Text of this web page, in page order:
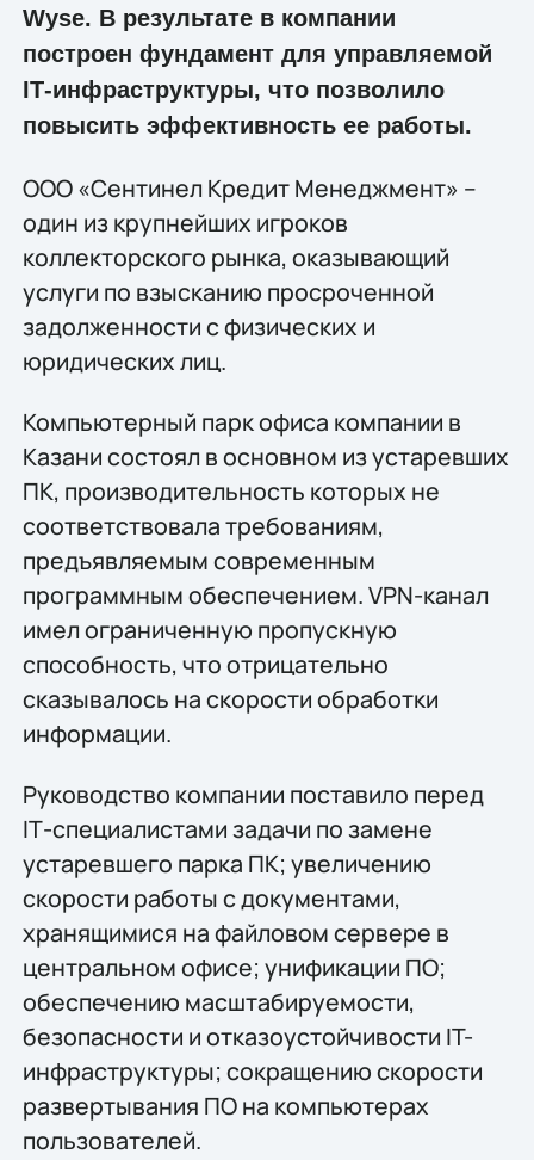
Wyse. В результате в компании
построен фундамент для управляемой
IТ-инфраструктуры, что позволило
повысить эффективность ее работы.
ООО «Сентинел Кредит Менеджмент» –
один из крупнейших игроков
коллекторского рынка, оказывающий
услуги по взысканию просроченной
задолженности с физических и
юридических лиц.
Компьютерный парк офиса компании в
Казани состоял в основном из устаревших
ПК, производительность которых не
соответствовала требованиям,
предъявляемым современным
программным обеспечением. VPN-канал
имел ограниченную пропускную
способность, что отрицательно
сказывалось на скорости обработки
информации.
Руководство компании поставило перед
IТ-специалистами задачи по замене
устаревшего парка ПК; увеличению
скорости работы с документами,
хранящимися на файловом сервере в
центральном офисе; унификации ПО;
обеспечению масштабируемости,
безопасности и отказоустойчивости IT-
инфраструктуры; сокращению скорости
развертывания ПО на компьютерах
пользователей.